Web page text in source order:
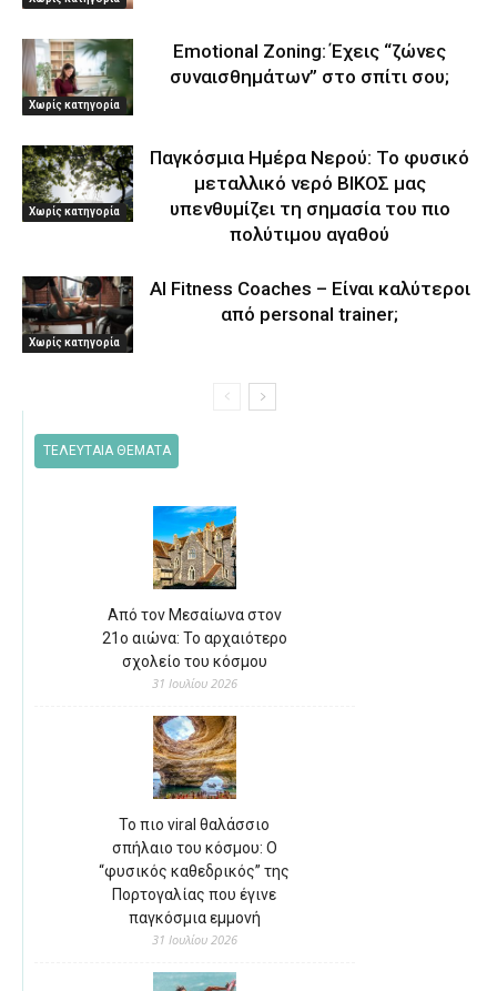
Χωρίς κατηγορία
Emotional Zoning: Έχεις “ζώνες
συναισθημάτων” στο σπίτι σου;
Χωρίς κατηγορία
Παγκόσμια Ημέρα Νερού: Το φυσικό
μεταλλικό νερό ΒΙΚΟΣ μας
υπενθυμίζει τη σημασία του πιο
πολύτιμου αγαθού
Χωρίς κατηγορία
AI Fitness Coaches – Είναι καλύτεροι
από personal trainer;
ΤΕΛΕΥΤΑΙΑ ΘΕΜΑΤΑ
Από τον Μεσαίωνα στον
21ο αιώνα: Το αρχαιότερο
σχολείο του κόσμου
31 Ιουλίου 2026
Το πιο viral θαλάσσιο
σπήλαιο του κόσμου: Ο
“φυσικός καθεδρικός” της
Πορτογαλίας που έγινε
παγκόσμια εμμονή
31 Ιουλίου 2026